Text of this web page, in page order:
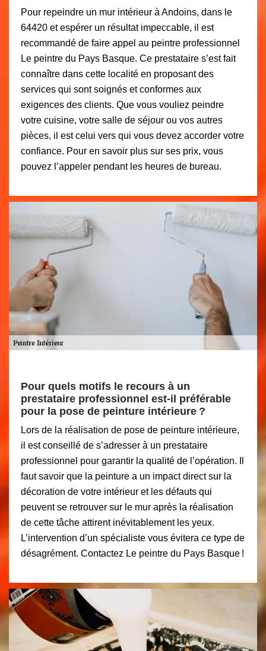
Pour repeindre un mur intérieur à Andoins, dans le
64420 et espérer un résultat impeccable, il est
recommandé de faire appel au peintre professionnel
Le peintre du Pays Basque. Ce prestataire s’est fait
connaître dans cette localité en proposant des
services qui sont soignés et conformes aux
exigences des clients. Que vous vouliez peindre
votre cuisine, votre salle de séjour ou vos autres
pièces, il est celui vers qui vous devez accorder votre
confiance. Pour en savoir plus sur ses prix, vous
pouvez l’appeler pendant les heures de bureau.
Pour quels motifs le recours à un
prestataire professionnel est-il préférable
pour la pose de peinture intérieure ?
Lors de la réalisation de pose de peinture intérieure,
il est conseillé de s’adresser à un prestataire
professionnel pour garantir la qualité de l’opération. Il
faut savoir que la peinture a un impact direct sur la
décoration de votre intérieur et les défauts qui
peuvent se retrouver sur le mur après la réalisation
de cette tâche attirent inévitablement les yeux.
L’intervention d’un spécialiste vous évitera ce type de
désagrément. Contactez Le peintre du Pays Basque !